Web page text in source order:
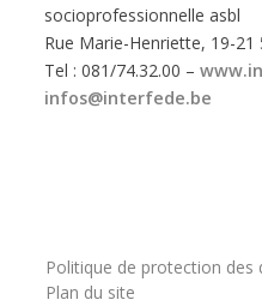
socioprofessionnelle asbl
Rue Marie-Henriette, 19-21
Tel : 081/74.32.00 –
infos@interfede.be
Politique de protection des
Plan du site